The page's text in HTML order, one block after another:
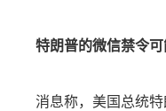
特朗普的微信禁令
消息称，美国总统